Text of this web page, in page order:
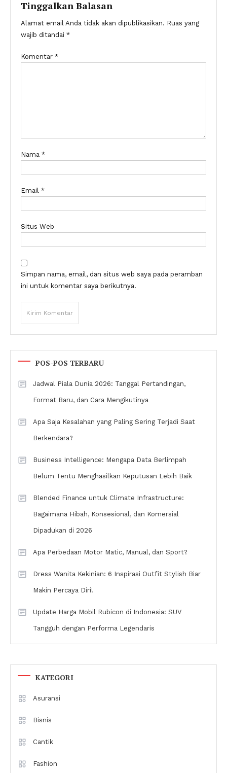
Tinggalkan Balasan
Alamat email Anda tidak akan dipublikasikan. Ruas yang
wajib ditandai *
Komentar *
Nama *
Email *
Situs Web
Simpan nama, email, dan situs web saya pada peramban
ini untuk komentar saya berikutnya.
POS-POS TERBARU
Jadwal Piala Dunia 2026: Tanggal Pertandingan,
Format Baru, dan Cara Mengikutinya
Apa Saja Kesalahan yang Paling Sering Terjadi Saat
Berkendara?
Business Intelligence: Mengapa Data Berlimpah
Belum Tentu Menghasilkan Keputusan Lebih Baik
Blended Finance untuk Climate Infrastructure:
Bagaimana Hibah, Konsesional, dan Komersial
Dipadukan di 2026
Apa Perbedaan Motor Matic, Manual, dan Sport?
Dress Wanita Kekinian: 6 Inspirasi Outfit Stylish Biar
Makin Percaya Diri!
Update Harga Mobil Rubicon di Indonesia: SUV
Tangguh dengan Performa Legendaris
KATEGORI
Asuransi
Bisnis
Cantik
Fashion